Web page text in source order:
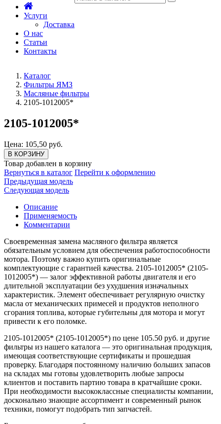
Услуги
Доставка
О нас
Статьи
Контакты
Каталог
Фильтры ЯМЗ
Масляные фильтры
2105-1012005*
2105-1012005*
Цена: 105,50 руб.
В КОРЗИНУ
Товар добавлен в корзину
Вернуться в каталог Перейти к оформлению
Предыдущая модель
Следующая модель
Описание
Применяемость
Комментарии
Своевременная замена масляного фильтра является
обязательным условием для обеспечения работоспособности
мотора. Поэтому важно купить оригинальные
комплектующие с гарантией качества. 2105-1012005* (2105-
1012005*) — залог эффективной работы двигателя и его
длительной эксплуатации без ухудшения изначальных
характеристик. Элемент обеспечивает регулярную очистку
масла от механических примесей и продуктов неполного
сгорания топлива, которые губительны для мотора и могут
привести к его поломке.
2105-1012005* (2105-1012005*) по цене 105.50 руб. и другие
фильтры из нашего каталога — это оригинальная продукция,
имеющая соответствующие сертификаты и прошедшая
проверку. Благодаря постоянному наличию больших запасов
на складах мы готовы удовлетворить любые запросы
клиентов и поставить партию товара в кратчайшие сроки.
При необходимости высококлассные специалисты компании,
досконально знающие ассортимент и современный рынок
техники, помогут подобрать тип запчастей.